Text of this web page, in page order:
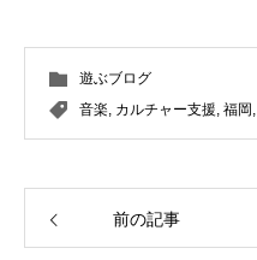
遊ぶブログ
音楽, カルチャー支援, 福岡 ,
前の記事